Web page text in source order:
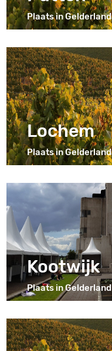
Plaats in Gelderland
Lochem
Plaats in Gelderland
Kootwijk
Plaats in Gelderland